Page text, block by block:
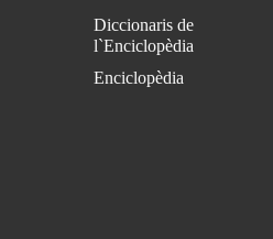
Diccionaris de
l`Enciclopèdia
Enciclopèdia